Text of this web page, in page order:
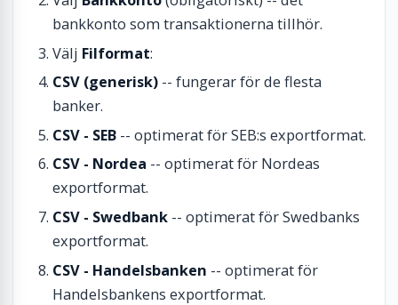
bankkonto som transaktionerna tillhör.
Välj Filformat:
CSV (generisk) -- fungerar för de flesta
banker.
CSV - SEB -- optimerat för SEB:s exportformat.
CSV - Nordea -- optimerat för Nordeas
exportformat.
CSV - Swedbank -- optimerat för Swedbanks
exportformat.
CSV - Handelsbanken -- optimerat för
Handelsbankens exportformat.